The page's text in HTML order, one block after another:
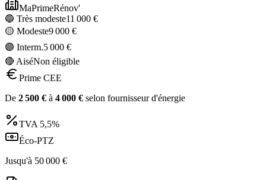
MaPrimeRénov'
🔵 Très modeste11 000 €
🟡 Modeste9 000 €
🟣 Interm.5 000 €
🔴 AiséNon éligible
Prime CEE
De 2 500 € à 4 000 € selon fournisseur d'énergie
TVA 5,5%
Éco-PTZ
Jusqu'à 50 000 €